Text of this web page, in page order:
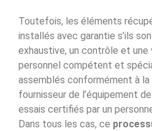
Toutefois, les éléments
installés avec garantie s’ils
exhaustive, un contrôle et une
personnel compétent et
assemblés conformément à
fournisseur de l’équipement
essais certifiés par un
Dans tous les cas, ce